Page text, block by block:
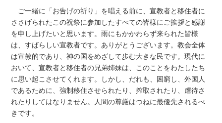
ご一緒に「お告げの祈り」を唱える前に、宣教者と移住者に
ささげられたこの祝祭に参加したすべての皆様にご挨拶と感謝
を申し上げたいと思います。雨にもかかわらず来られた皆様
は、すばらしい宣教者です。ありがとうございます。教会全体
は宣教的であり、神の国をめざして歩む大きな民です。現代に
おいて、宣教者と移住者の兄弟姉妹は、このことをわたしたち
に思い起こさせてくれます。しかし、だれも、困窮し、外国人
であるために、強制移住させられたり、搾取されたり、虐待さ
れたりしてはなりません。人間の尊厳はつねに最優先されるべ
きです。